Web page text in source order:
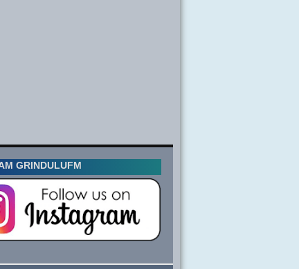
GRINDULUFM